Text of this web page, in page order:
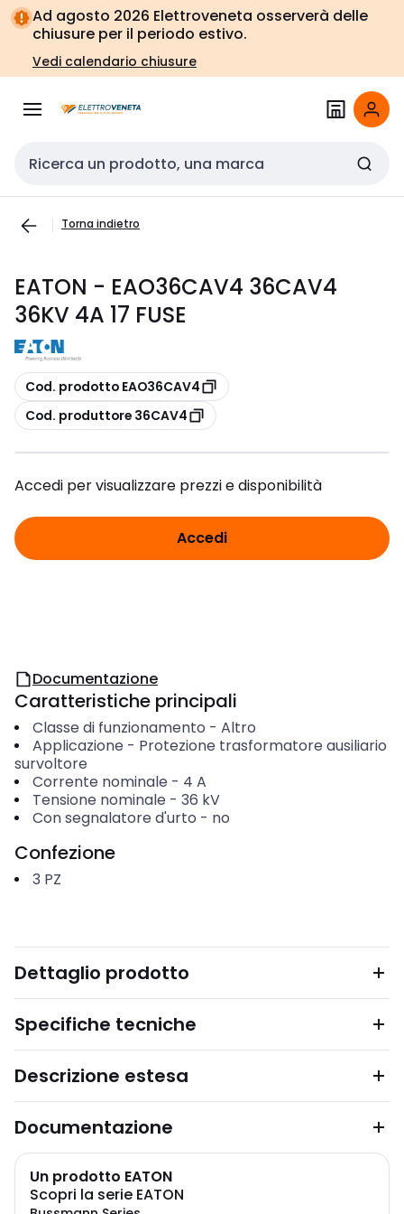
Vai alla
navigazione
Vai
alla
pagina
Ad agosto 2026 Elettroveneta osserverà delle
chiusure per il periodo estivo.
Vedi calendario chiusure
Cerca input
Torna indietro
EATON - EAO36CAV4 36CAV4
36KV 4A 17 FUSE
copia
Cod. prodotto EAO36CAV4
copia
Cod. produttore 36CAV4
Accedi per visualizzare prezzi e disponibilità
Accedi
Documentazione
Caratteristiche principali
Classe di funzionamento - Altro
Applicazione - Protezione trasformatore ausiliario
survoltore
Corrente nominale - 4 A
Tensione nominale - 36 kV
Con segnalatore d'urto - no
Confezione
3 PZ
Dettaglio prodotto
Specifiche tecniche
Descrizione estesa
Documentazione
Un prodotto EATON
Scopri la serie EATON